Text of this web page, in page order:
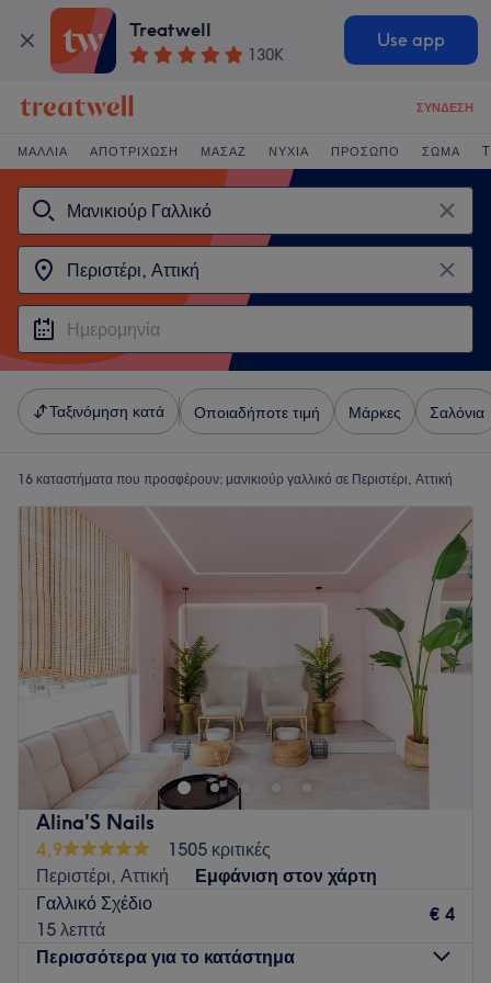
Treatwell
130K
Use app
ΣΎΝΔΕΣΗ
ΜΑΛΛΙΆ ΑΠΟΤΡΊΧΩΣΗ ΜΑΣΆΖ ΝΎΧΙΑ ΠΡΌΣΩΠΟ ΣΏΜΑ
Ταξινόμηση κατά Οποιαδήποτε τιμή Μάρκες Σαλόνια
16 καταστήματα που προσφέρουν: μανικιούρ γαλλικό σε Περιστέρι, Αττική
Alina'S Nails
4,9
1505 κριτικές
Περιστέρι, Αττική
Εμφάνιση στον χάρτη
Γαλλικό Σχέδιο
15 λεπτά
€ 4
Περισσότερα για το κατάστημα